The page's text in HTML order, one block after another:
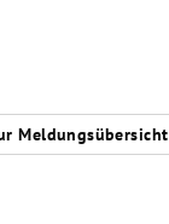
Meldungsübersicht